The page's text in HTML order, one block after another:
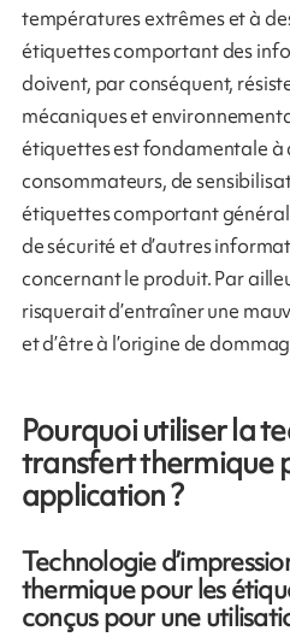
températures extrêmes et à
étiquettes comportant des
doivent, par conséquent,
mécaniques et
étiquettes est fondamentale à
consommateurs, de
étiquettes comportant
de sécurité et d’autres
concernant le produit. Par
risquerait d’entraîner une
et d’être à l’origine de
Pourquoi utiliser la
transfert thermique
application ?
Technologie
thermique pour les
conçus pour une